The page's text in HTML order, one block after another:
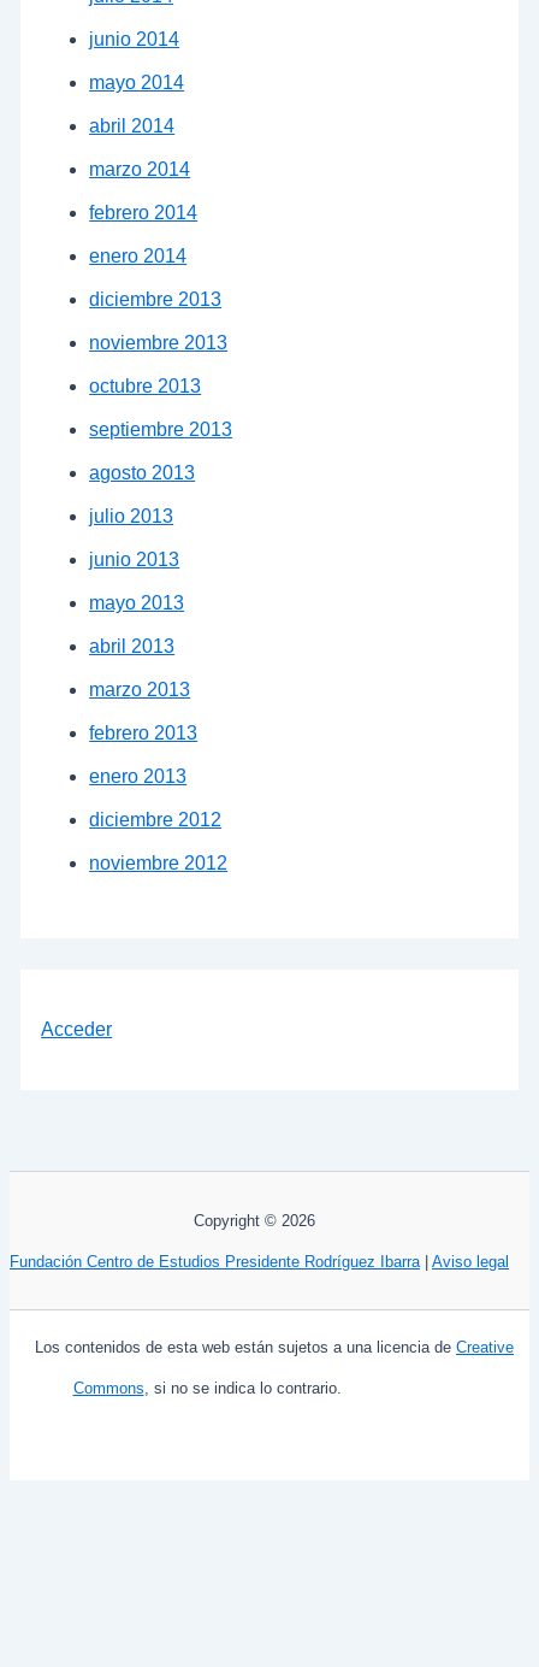
junio 2014
mayo 2014
abril 2014
marzo 2014
febrero 2014
enero 2014
diciembre 2013
noviembre 2013
octubre 2013
septiembre 2013
agosto 2013
julio 2013
junio 2013
mayo 2013
abril 2013
marzo 2013
febrero 2013
enero 2013
diciembre 2012
noviembre 2012
Acceder
Copyright © 2026
Fundación Centro de Estudios Presidente Rodríguez Ibarra| Aviso legal
Los contenidos de esta web están sujetos a una licencia de Creative
Commons, si no se indica lo contrario.